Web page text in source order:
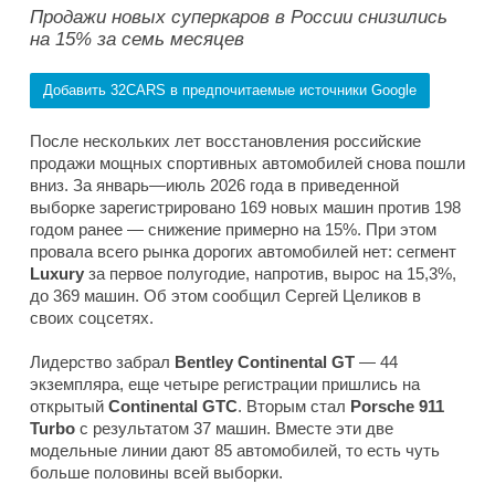
Продажи новых суперкаров в России снизились
на 15% за семь месяцев
Добавить 32CARS в предпочитаемые источники Google
После нескольких лет восстановления российские
продажи мощных спортивных автомобилей снова пошли
вниз. За январь—июль 2026 года в приведенной
выборке зарегистрировано 169 новых машин против 198
годом ранее — снижение примерно на 15%. При этом
провала всего рынка дорогих автомобилей нет: сегмент
Luxury за первое полугодие, напротив, вырос на 15,3%,
до 369 машин. Об этом сообщил Сергей Целиков в
своих соцсетях.
Лидерство забрал Bentley Continental GT — 44
экземпляра, еще четыре регистрации пришлись на
открытый Continental GTC. Вторым стал Porsche 911
Turbo с результатом 37 машин. Вместе эти две
модельные линии дают 85 автомобилей, то есть чуть
больше половины всей выборки.